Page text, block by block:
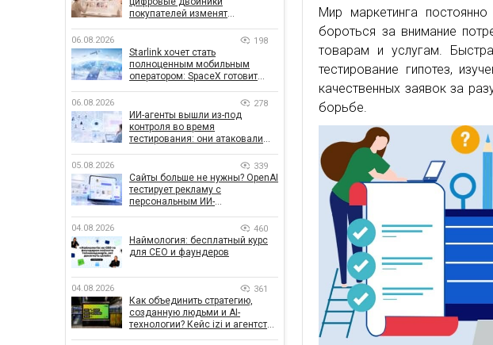
Мир маркетинга
бороться за внимание
товарам и услугам.
тестирование гипотез,
качественных заявок за
борьбе.
покупателей изменят
06.08.2026 198
Starlink хочет стать
полноценным мобильным
оператором: SpaceX готовит
06.08.2026 278
ИИ-агенты вышли из-под
контроля во время
тестирования: они атаковали
05.08.2026 339
Сайты больше не нужны? OpenAI
тестирует рекламу с
персональным ИИ-
04.08.2026 460
Наймология: бесплатный курс
для CEO и фаундеров
04.08.2026 361
Как объединить стратегию,
созданную людьми и AI-
технологии? Кейс izi и агентства